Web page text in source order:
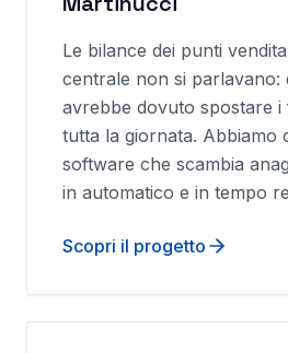
Le bilance dei punti
centrale non si parlavano:
avrebbe dovuto spostare
tutta la giornata. Abbiamo
software che scambia
in automatico e in tempo
Scopri il progetto